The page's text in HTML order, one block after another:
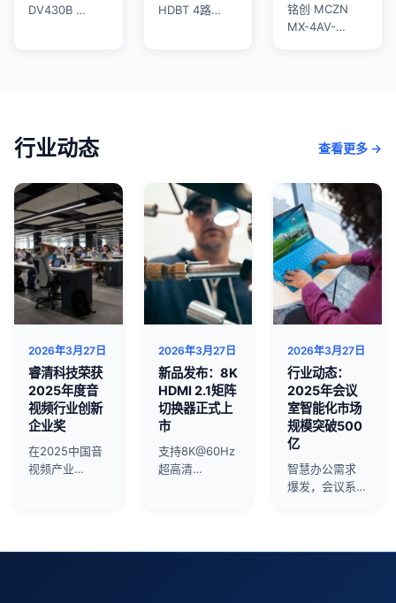
DV430B …
HDBT 4路…
铭创 MCZN
MX-4AV-…
行业动态 查看更多 →
2026年3月27日
睿清科技荣获
2025年度音
视频行业创新
企业奖
在2025中国音
视频产业…
2026年3月27日
新品发布：8K
HDMI 2.1矩阵
切换器正式上
市
支持8K@60Hz
超高清…
2026年3月27日
行业动态：
2025年会议
室智能化市场
规模突破500
亿
智慧办公需求
爆发，会议系…